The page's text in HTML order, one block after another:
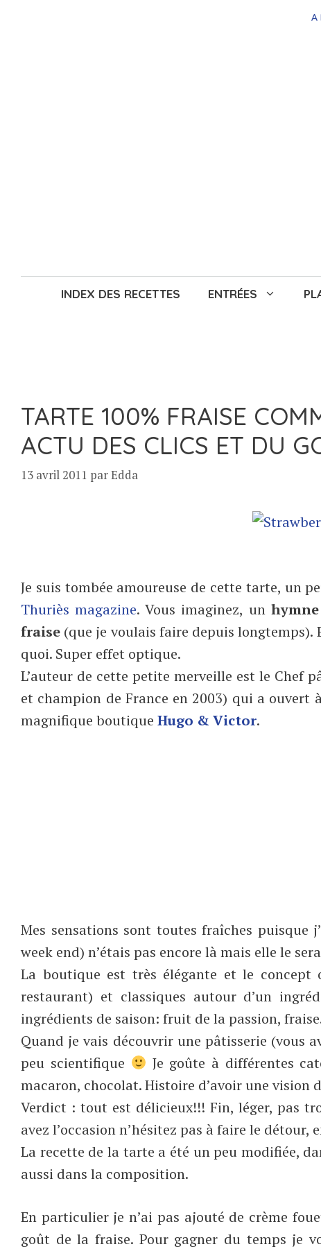
A
INDEX DES RECETTES ENTRÉES
TARTE 100% FRAISE
ACTU DES CLICS ET DU
13 avril 2011 parEdda
Je suis tombée amoureuse de cette tarte, un
Thuriès magazine. Vous imaginez, un
fraise (que je voulais faire depuis
quoi. Super effet optique.
L’auteur de cette petite merveille est le Chef
et champion de France en 2003) qui a ouvert
magnifique boutique Hugo & Victor.
Mes sensations sont toutes fraîches
week end) n’étais pas encore là mais elle le
La boutique est très élégante et le concept
restaurant) et classiques autour d’un
ingrédients de saison: fruit de la passion,
Quand je vais découvrir une pâtisserie (vous
peu scientifique
Je goûte à différentes
macaron, chocolat. Histoire d’avoir une vision
Verdict : tout est délicieux!!! Fin, léger, pas
avez l’occasion n’hésitez pas à faire le
La recette de la tarte a été un peu modifiée,
aussi dans la composition.
En particulier je n’ai pas ajouté de crème
goût de la fraise. Pour gagner du temps je